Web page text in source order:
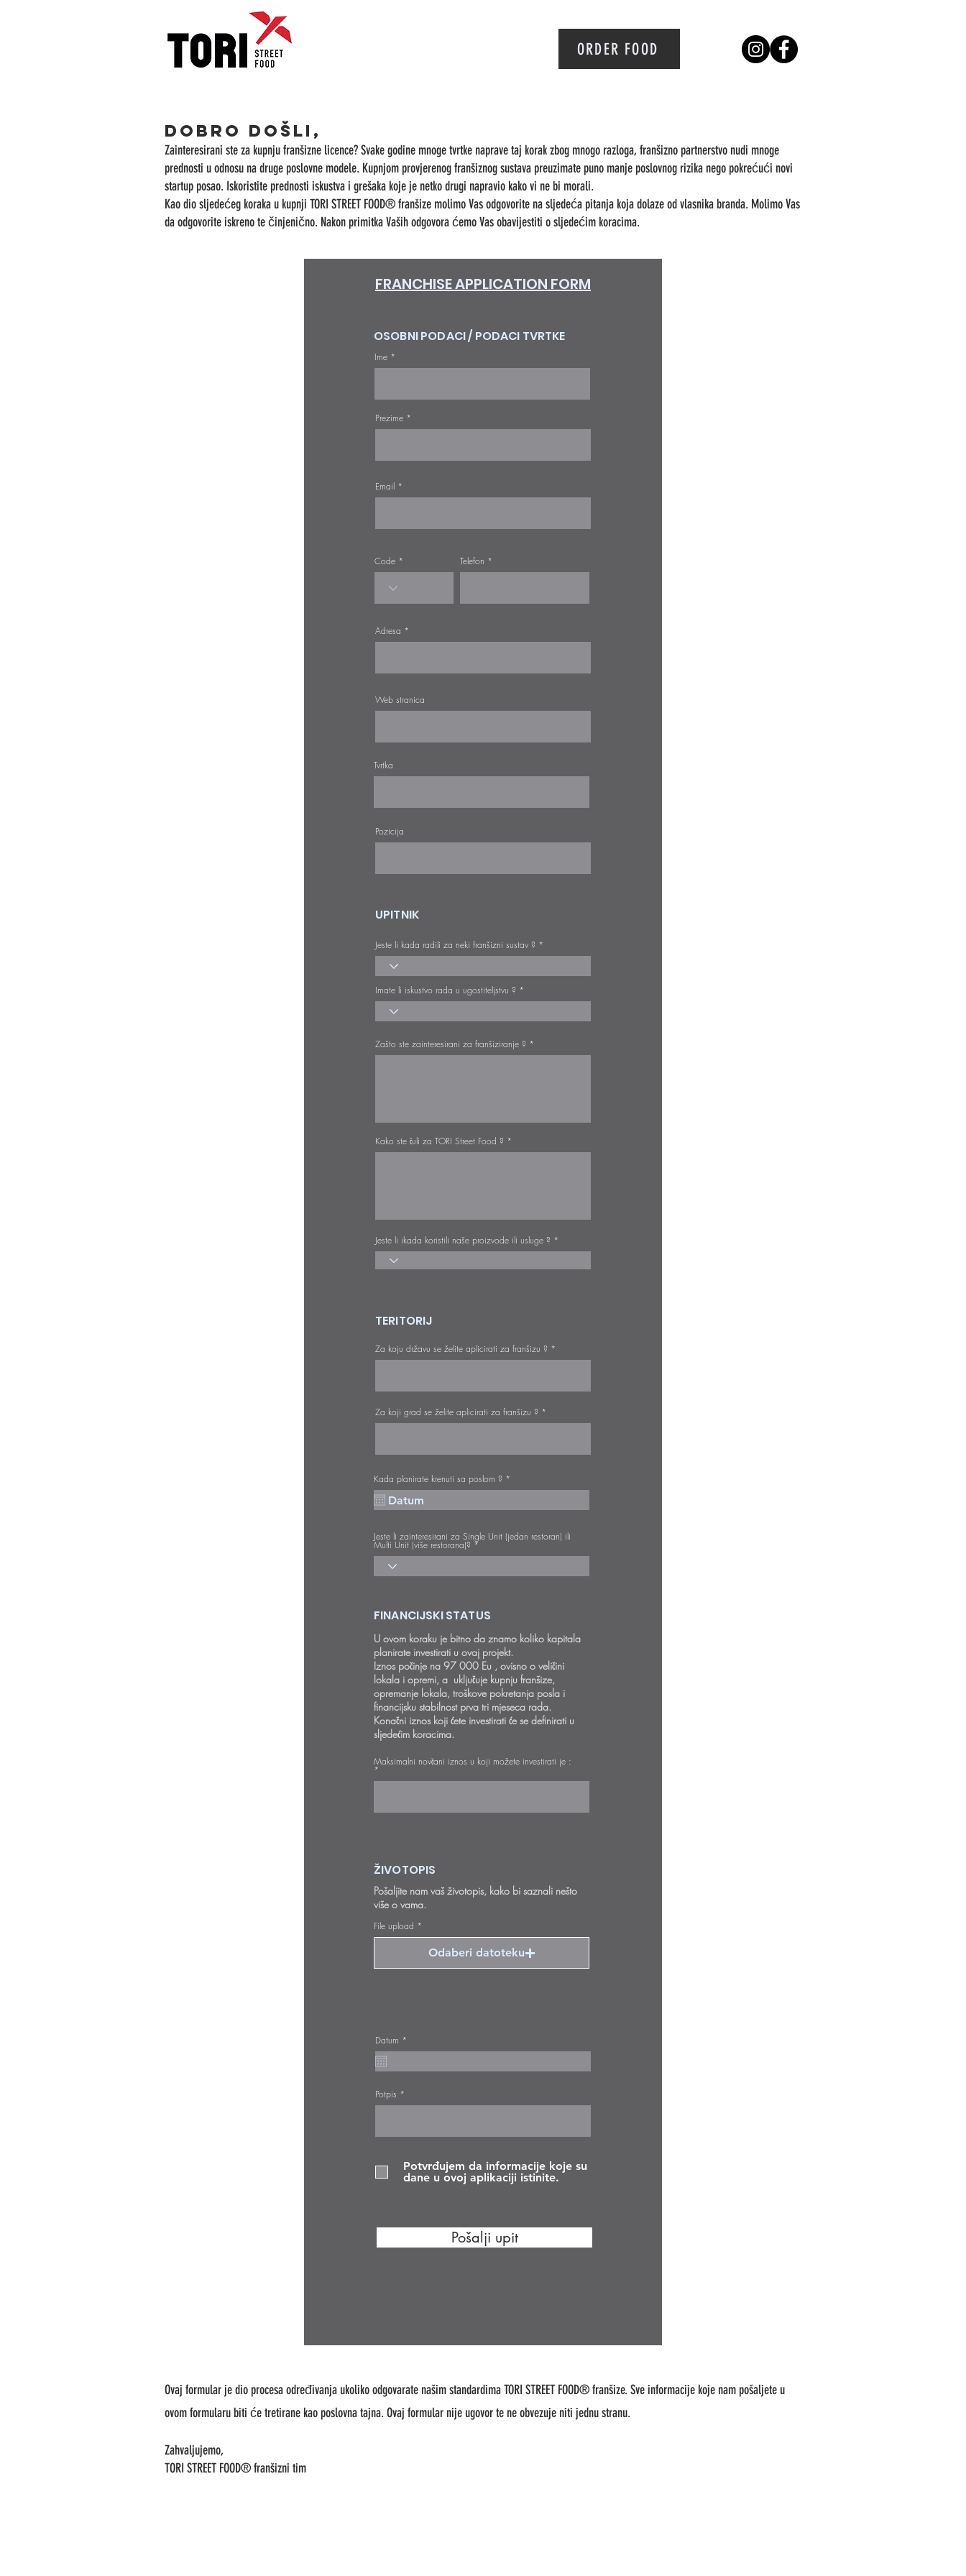
ORDER FOOD
Dobro došli,
Zainteresirani ste za kupnju franšizne licence? Svake godine mnoge tvrtke naprave taj korak zbog mnogo razloga, franšizno partnerstvo nudi mnoge
prednosti u odnosu na druge poslovne modele. Kupnjom provjerenog franšiznog sustava preuzimate puno manje poslovnog rizika nego pokrećući novi
startup posao. Iskoristite prednosti iskustva i grešaka koje je netko drugi napravio kako vi ne bi morali.
Kao dio sljedećeg koraka u kupnji TORI STREET FOOD® franšize molimo Vas odgovorite na sljedeća pitanja koja dolaze od vlasnika branda. Molimo Vas
da odgovorite iskreno te činjenično. Nakon primitka Vaših odgovora ćemo Vas obavijestiti o sljedećim koracima.
FRANCHISE APPLICATION FORM
OSOBNI PODACI / PODACI TVRTKE
Ime
Prezime
Email
Code Telefon
Adresa
Web stranica
Tvrtka
Pozicija
UPITNIK
Jeste li kada radili za neki franšizni sustav ?
Imate li iskustvo rada u ugostiteljstvu ?
Zašto ste zainteresirani za franšiziranje ?
Kako ste čuli za TORI Street Food ?
Jeste li ikada koristili naše proizvode ili usluge ?
TERITORIJ
Za koju državu se želite aplicirati za franšizu ?
Za koji grad se želite aplicirati za franšizu ?
Kada planirate krenuti sa poslom ? *
i
d
Jeste li zainteresirani za Single Unit (jedan restoran) ili
Multi Unit (više restorana)?
FINANCIJSKI STATUS
U ovom koraku je bitno da znamo koliko kapitala
planirate investirati u ovaj projekt.
Iznos počinje na 97 000 Eu , ovisno o veličini
lokala i opremi, a uključuje kupnju franšize,
opremanje lokala, troškove pokretanja posla i
financijsku stabilnost prva tri mjeseca rada.
Konačni iznos koji ćete investirati će se definirati u
sljedećim koracima.
Maksimalni novčani iznos u koji možete investirati je :
ŽIVOTOPIS
Pošaljite nam vaš životopis, kako bi saznali nešto
više o vama.
File upload
Odaberi datoteku
Datum *
i
Potpis
Potvrđujem da informacije koje su
dane u ovoj aplikaciji istinite.
Pošalji upit
Ovaj formular je dio procesa određivanja ukoliko odgovarate našim standardima TORI STREET FOOD® franšize. Sve informacije koje nam pošaljete u
ovom formularu biti će tretirane kao poslovna tajna. Ovaj formular nije ugovor te ne obvezuje niti jednu stranu.
Zahvaljujemo,
TORI STREET FOOD® franšizni tim